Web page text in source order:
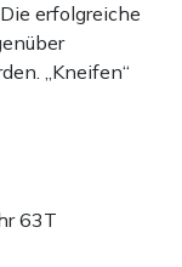
erfolgreiche
„Kneifen“
63T